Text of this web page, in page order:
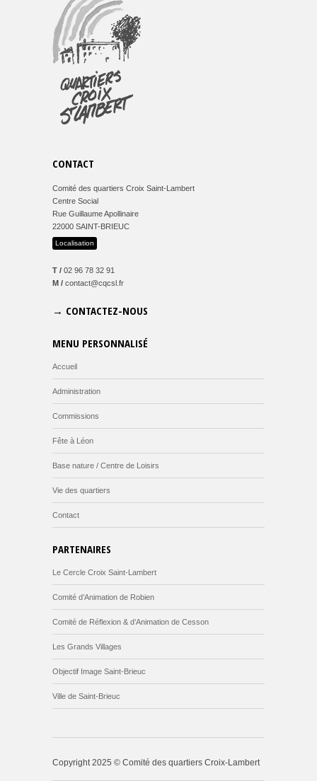
CONTACT
Comité des quartiers Croix Saint-Lambert
Centre Social
Rue Guillaume Apollinaire
22000 SAINT-BRIEUC
Localisation
T / 02 96 78 32 91
M / contact@cqcsl.fr
→ CONTACTEZ-NOUS
MENU PERSONNALISÉ
Accueil
Administration
Commissions
Fête à Léon
Base nature / Centre de Loisirs
Vie des quartiers
Contact
PARTENAIRES
Le Cercle Croix Saint-Lambert
Comité d’Animation de Robien
Comité de Réflexion & d’Animation de Cesson
Les Grands Villages
Objectif Image Saint-Brieuc
Ville de Saint-Brieuc
Copyright 2025 © Comité des quartiers Croix-Lambert